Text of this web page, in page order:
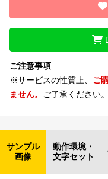
リセット
ご注意事項
※サービスの性質上、 ご
ません。
ご了承ください。
サンプル
画像
動作環境・
文字セット